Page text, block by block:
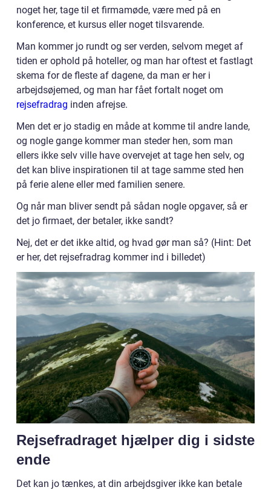
noget her, tage til et firmamøde, være med på en
konference, et kursus eller noget tilsvarende.
Man kommer jo rundt og ser verden, selvom meget af
tiden er ophold på hoteller, og man har oftest et fastlagt
skema for de fleste af dagene, da man er her i
arbejdsøjemed, og man har fået fortalt noget om
rejsefradrag inden afrejse.
Men det er jo stadig en måde at komme til andre lande,
og nogle gange kommer man steder hen, som man
ellers ikke selv ville have overvejet at tage hen selv, og
det kan blive inspirationen til at tage samme sted hen
på ferie alene eller med familien senere.
Og når man bliver sendt på sådan nogle opgaver, så er
det jo firmaet, der betaler, ikke sandt?
Nej, det er det ikke altid, og hvad gør man så? (Hint: Det
er her, det rejsefradrag kommer ind i billedet)
Rejsefradraget hjælper dig i sidste
ende
Det kan jo tænkes, at din arbejdsgiver ikke kan betale